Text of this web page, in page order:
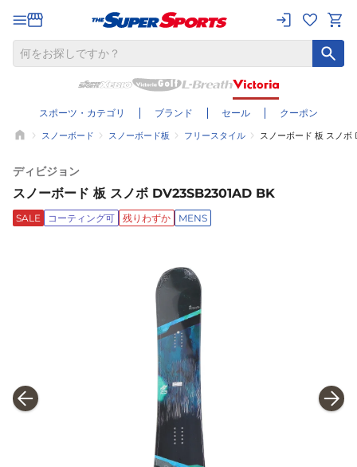
スポーツ・カテゴリ ブランド セール クーポン
スノーボード スノーボード板 フリースタイル スノーボード 板 スノ
ディビジョン
スノーボード 板 スノボ DV23SB2301AD BK
SALE コーティング可 残りわずか MENS